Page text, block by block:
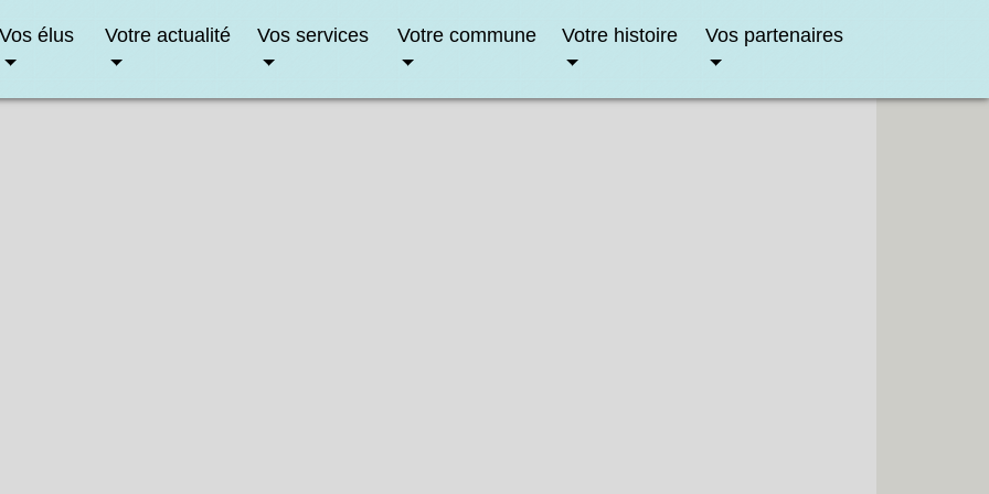
Vos élus Votre actualité Vos services Votre commune Votre histoire Vos partenaires